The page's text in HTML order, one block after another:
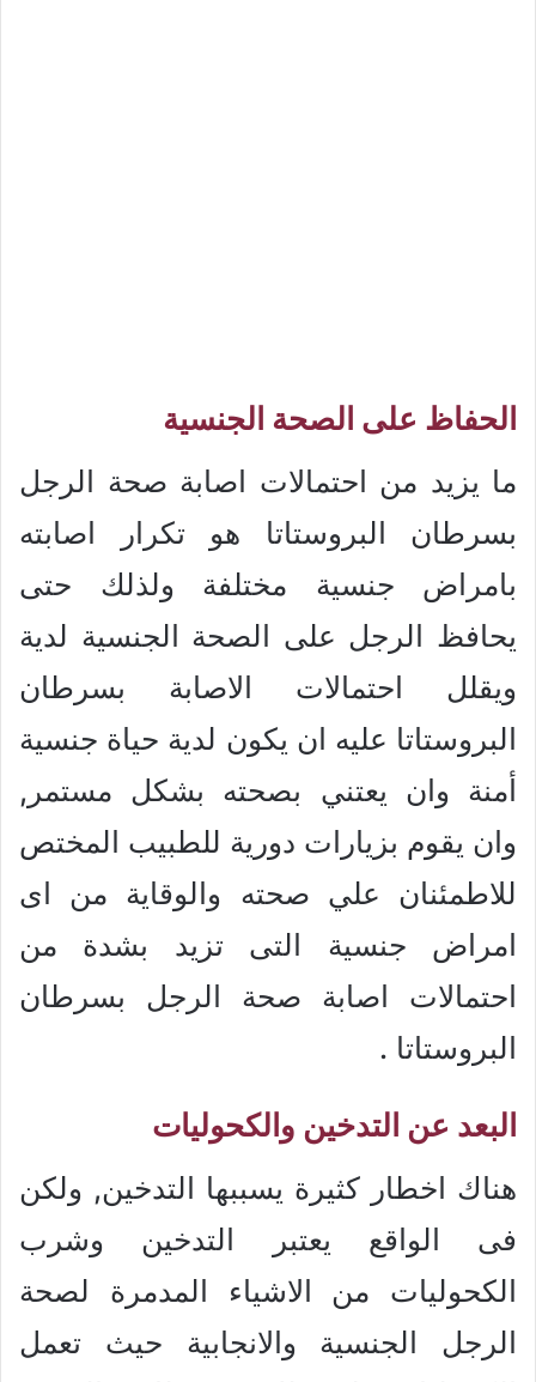
الحفاظ على الصحة الجنسية
ما يزيد من احتمالات اصابة صحة الرجل
بسرطان البروستاتا هو تكرار اصابته
بامراض جنسية مختلفة ولذلك حتى
يحافظ الرجل على الصحة الجنسية لدية
ويقلل احتمالات الاصابة بسرطان
البروستاتا عليه ان يكون لدية حياة جنسية
أمنة وان يعتني بصحته بشكل مستمر,
وان يقوم بزيارات دورية للطبيب المختص
للاطمئنان علي صحته والوقاية من اى
امراض جنسية التى تزيد بشدة من
احتمالات اصابة صحة الرجل بسرطان
البروستاتا .
البعد عن التدخين والكحوليات
هناك اخطار كثيرة يسببها التدخين, ولكن
فى الواقع يعتبر التدخين وشرب
الكحوليات من الاشياء المدمرة لصحة
الرجل الجنسية والانجابية حيث تعمل